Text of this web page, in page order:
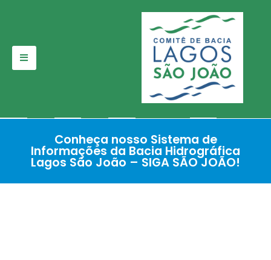
para
Conheça nosso Sistema de
Informações da Bacia Hidrográfica
Lagos São João – SIGA SÃO JOÃO!